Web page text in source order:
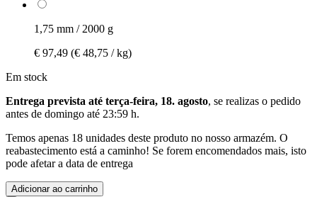
1,75 mm / 2000 g
€ 97,49 (€ 48,75 / kg)
Em stock
Entrega prevista até terça-feira, 18. agosto, se realizas o pedido
antes de domingo até 23:59 h.
Temos apenas 18 unidades deste produto no nosso armazém. O
reabastecimento está a caminho! Se forem encomendados mais, isto
pode afetar a data de entrega
Adicionar ao carrinho